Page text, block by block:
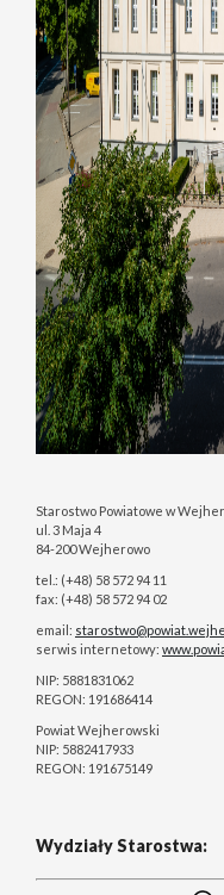
Starostwo Powiatowe w
ul. 3 Maja 4
84-200 Wejherowo
tel.: (+48) 58 572 94 11
fax: (+48) 58 572 94 02
email:
serwis internetowy:
NIP: 5881831062
REGON: 191686414
Powiat Wejherowski
NIP: 5882417933
REGON: 191675149
Wydziały Starostwa: